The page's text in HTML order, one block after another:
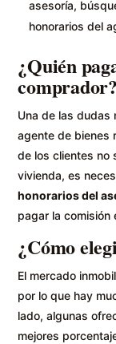
asesoría,
honorarios del
¿Quién
comprador?
Una de las dudas
agente de bienes
de los clientes no
vivienda, es
honorarios del
pagar la comisión
¿Cómo
El mercado
por lo que hay
lado, algunas
mejores